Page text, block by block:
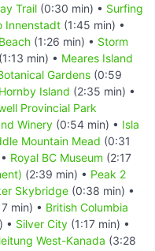
Trail (0:30 min) • Surfing
Innenstadt (1:45 min) •
(1:26 min) • Storm
(1:13 min) • Meares Island
Gardens (0:59
Hornby Island (2:35 min) •
Provincial Park
Winery (0:54 min) • Isla
Mountain Mead (0:31
Royal BC Museum (2:17
(2:39 min) • Peak 2
Skybridge (0:38 min) •
min) • British Columbia
• Silver City (1:17 min) •
West-Kanada (3:28